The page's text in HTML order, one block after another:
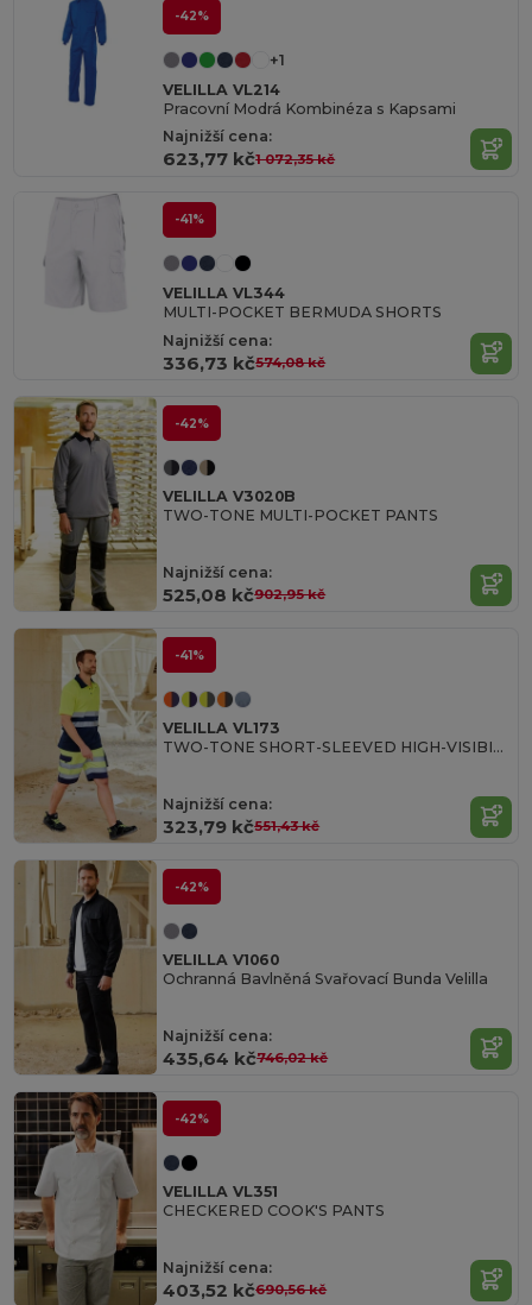
-42%
+1
VELILLA VL214
Pracovní Modrá Kombinéza s Kapsami
Najnižší cena:
623,77 kč1 072,35 kč
-41%
VELILLA VL344
MULTI-POCKET BERMUDA SHORTS
Najnižší cena:
336,73 kč574,08 kč
-42%
VELILLA V3020B
TWO-TONE MULTI-POCKET PANTS
Najnižší cena:
525,08 kč902,95 kč
-41%
VELILLA VL173
TWO-TONE SHORT-SLEEVED HIGH-VISIBILITY POLO SHIRT
Najnižší cena:
323,79 kč551,43 kč
-42%
VELILLA V1060
Ochranná Bavlněná Svařovací Bunda Velilla
Najnižší cena:
435,64 kč746,02 kč
-42%
VELILLA VL351
CHECKERED COOK'S PANTS
Najnižší cena:
403,52 kč690,56 kč